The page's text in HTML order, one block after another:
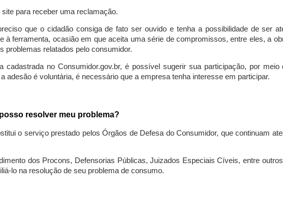
para receber uma reclamação.
que o cidadão consiga de fato ser ouvido e tenha a possibilidade de ser
à ferramenta, ocasião em que aceita uma série de compromissos, entre eles, a
problemas relatados pelo consumidor.
no Consumidor.gov.br, é possível sugerir sua participação, por
adesão é voluntária, é necessário que a empresa tenha interesse em participar.
resolver meu problema?
o serviço prestado pelos Órgãos de Defesa do Consumidor, que continuam
dos Procons, Defensorias Públicas, Juizados Especiais Cíveis, entre
lo na resolução de seu problema de consumo.